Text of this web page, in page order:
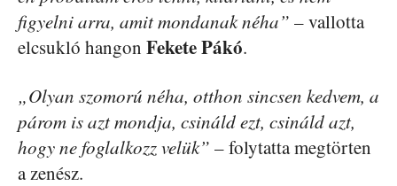
figyelni arra, amit mondanak néha” – vallotta
elcsukló hangon Fekete Pákó.
„Olyan szomorú néha, otthon sincsen kedvem, a
párom is azt mondja, csináld ezt, csináld azt,
hogy ne foglalkozz velük” – folytatta megtörten
a zenész.